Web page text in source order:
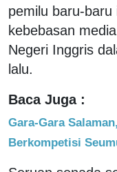
pemilu baru-
kebebasan
Negeri Inggris
lalu.
Baca Juga :
Gara-Gara
Berkompetisi